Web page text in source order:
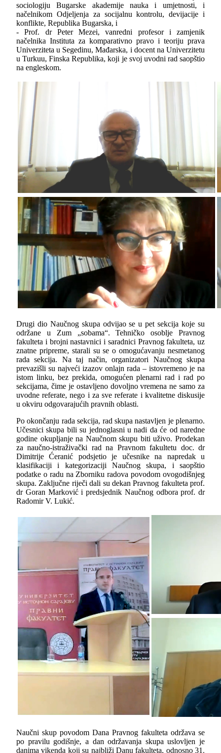
sociologiju Bugarske akademije nauka i umjetnosti, i
načelnikom Odjelјenja za socijalnu kontrolu, devijacije i
konflikte, Republika Bugarska, i
- Prof. dr Peter Mezei, vanredni profesor i zamjenik
načelnika Instituta za komparativno pravo i teoriju prava
Univerziteta u Segedinu, Mađarska, i docent na Univerzitetu
u Turkuu, Finska Republika, koji je svoj uvodni rad saopštio
na engleskom.
Drugi dio Naučnog skupa odvijao se u pet sekcija koje su
održane u Zum „sobama“. Tehničko osoblјe Pravnog
fakulteta i brojni nastavnici i saradnici Pravnog fakulteta, uz
znatne pripreme, starali su se o omogućavanju nesmetanog
rada sekcija. Na taj način, organizatori Naučnog skupa
prevazišli su najveći izazov onlajn rada – istovremeno je na
istom linku, bez prekida, omogućen plenarni rad i rad po
sekcijama, čime je ostavlјeno dovolјno vremena ne samo za
uvodne referate, nego i za sve referate i kvalitetne diskusije
u okviru odgovarajućih pravnih oblasti.
Po okončanju rada sekcija, rad skupa nastavlјen je plenarno.
Učesnici skupa bili su jednoglasni u nadi da će od naredne
godine okuplјanje na Naučnom skupu biti uživo. Prodekan
za naučno-istraživački rad na Pravnom fakultetu doc. dr
Dimitrije Ćeranić podsjetio je učesnike na napredak u
klasifikaciji i kategorizaciji Naučnog skupa, i saopštio
podatke o radu na Zborniku radova povodom ovogodišnjeg
skupa. Zaklјučne riječi dali su dekan Pravnog fakulteta prof.
dr Goran Marković i predsjednik Naučnog odbora prof. dr
Radomir V. Lukić.
Naučni skup povodom Dana Pravnog fakulteta održava se
po pravilu godišnje, a dan održavanja skupa uslovlјen je
danima vikenda koji su najbliži Danu fakulteta, odnosno 31.